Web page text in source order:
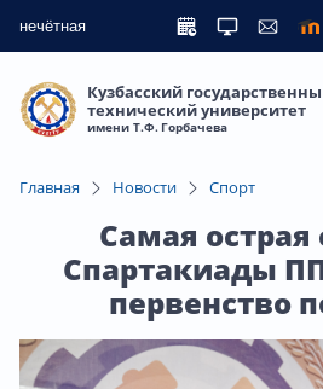
нечётная
Кузбасский
технический университет
имени Т.Ф. Горбачева
Главная Новости Спорт
Самая острая
Спартакиады
первенство